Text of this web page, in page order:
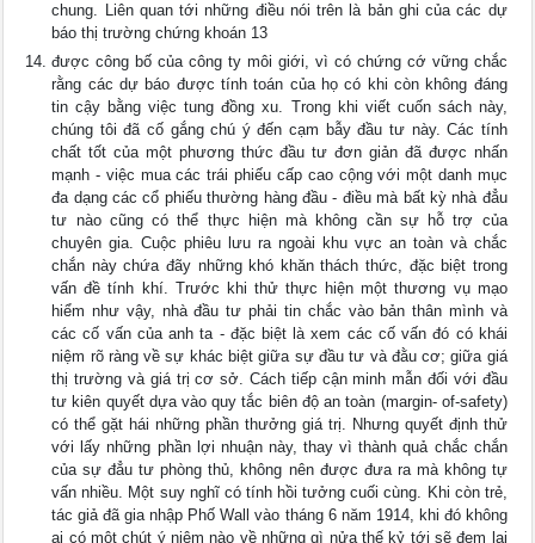
chung. Liên quan tới những điều nói trên là bản ghi của các dự
báo thị trường chứng khoán 13
được công bố của công ty môi giới, vì có chứng cớ vững chắc
rằng các dự báo được tính toán của họ có khi còn không đáng
tin cậy bằng việc tung đồng xu. Trong khi viết cuốn sách này,
chúng tôi đã cố gắng chú ý đến cạm bẫy đầu tư này. Các tính
chất tốt của một phương thức đầu tư đơn giản đã được nhấn
mạnh - việc mua các trái phiếu cấp cao cộng với một danh mục
đa dạng các cổ phiếu thường hàng đầu - điều mà bất kỳ nhà đẳu
tư nào cũng có thể thực hiện mà không cần sự hỗ trợ của
chuyên gia. Cuộc phiêu lưu ra ngoài khu vực an toàn và chắc
chắn này chứa đãy những khó khăn thách thức, đặc biệt trong
vấn đề tính khí. Trước khi thử thực hiện một thương vụ mạo
hiểm như vậy, nhà đầu tư phải tin chắc vào bản thân mình và
các cố vấn của anh ta - đặc biệt là xem các cố vấn đó có khái
niệm rõ ràng về sự khác biệt giữa sự đầu tư và đằu cơ; giữa giá
thị trường và giá trị cơ sở. Cách tiếp cận minh mẫn đối với đầu
tư kiên quyết dựa vào quy tắc biên độ an toàn (margin- of-safety)
có thể gặt hái những phần thưởng giá trị. Nhưng quyết định thử
với lấy những phần lợi nhuận này, thay vì thành quả chắc chắn
của sự đẳu tư phòng thủ, không nên được đưa ra mà không tự
vấn nhiều. Một suy nghĩ có tính hồi tưởng cuối cùng. Khi còn trẻ,
tác giả đã gia nhập Phố Wall vào tháng 6 năm 1914, khi đó không
ai có một chút ý niệm nào về những gì nửa thế kỷ tới sẽ đem lại